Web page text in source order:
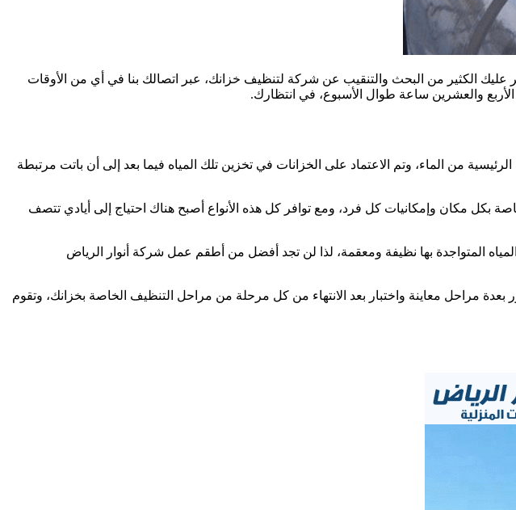
عليك الكثير من البحث والتنقيب عن شركة لتنظيف خزانك، عبر اتصالك بنا في أي من الأوقات
الأربع والعشرين ساعة طوال الأسبوع، في انتظارك.
من الماء، وتم الاعتماد على الخزانات في تخزين تلك المياه فيما بعد إلى أن باتت مرتبطة
بكل مكان وإمكانيات كل فرد، ومع توافر كل هذه الأنواع أصبح هناك احتياج إلى أيادي تتصف
المتواجدة بها نظيفة ومعقمة، لذا لن تجد أفضل من أطقم عمل شركة أنوار الرياض
مراحل معاينة واختبار بعد الانتهاء من كل مرحلة من مراحل التنظيف الخاصة بخزانك، وتقوم